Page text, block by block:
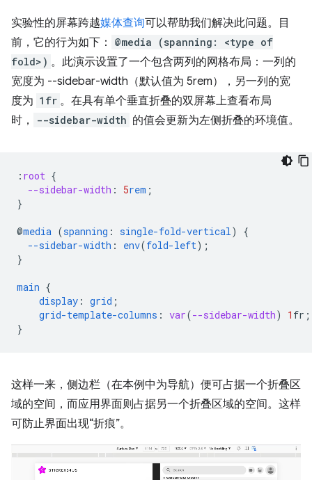
实验性的屏幕跨越媒体查询可以帮助我们解决此问题。目
前，它的行为如下：
@media (spanning: <type of
fold>) 。此演示设置了一个包含两列的网格布局：一列的
宽度为 --sidebar-width（默认值为 5rem），另一列的宽
度为 1fr 。在具有单个垂直折叠的双屏幕上查看布局
时，
--sidebar-width 的值会更新为左侧折叠的环境值。
: root {
--sidebar-width : 5rem ;
}
@media (spanning : single-fold-vertical)
{
--sidebar-width : env(fold-left);
}
main {
display : grid ;
grid-template-columns : var(--sidebar-width) 1 fr ;
}
这样一来，侧边栏（在本例中为导航）便可占据一个折叠区
域的空间，而应用界面则占据另一个折叠区域的空间。这样
可防止界面出现“折痕”。